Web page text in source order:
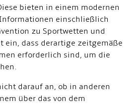
bieten in einem modernen
einschließlich
zu Sportwetten und
ein, dass derartige zeitgemäße
erforderlich sind, um die
darauf an, ob in anderen
über das von dem